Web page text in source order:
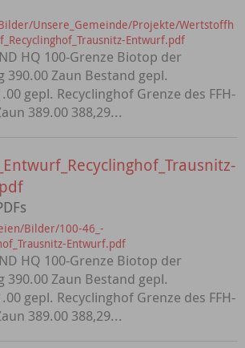
Unsere_Gemeinde/Projekte/Wertstoffh
Entwurf.pdf
HQ 100-Grenze Biotop der
Zaun Bestand gepl.
gepl. Recyclinghof Grenze des FFH-
389.00 388,29...
Bilder/100-46_-
Entwurf.pdf
HQ 100-Grenze Biotop der
Zaun Bestand gepl.
gepl. Recyclinghof Grenze des FFH-
389.00 388,29...